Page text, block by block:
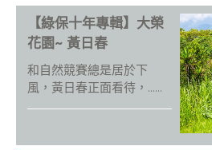
b
o
o
k
【綠保十年專輯】大榮
花園~ 黃日春
和自然競賽總是居於下
風，黃日春正面看待，......